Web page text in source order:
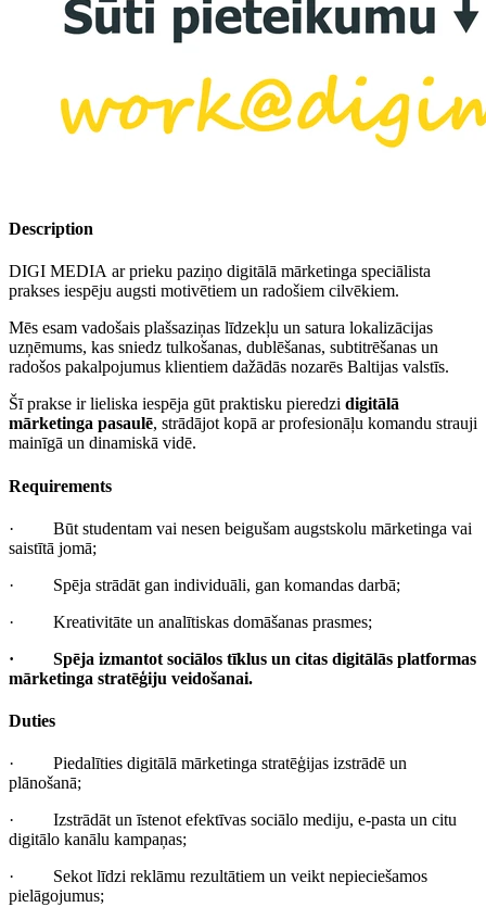
Description
DIGI MEDIA ar prieku paziņo digitālā mārketinga speciālista
prakses iespēju augsti motivētiem un radošiem cilvēkiem.
Mēs esam vadošais plašsaziņas līdzekļu un satura lokalizācijas
uzņēmums, kas sniedz tulkošanas, dublēšanas, subtitrēšanas un
radošos pakalpojumus klientiem dažādās nozarēs Baltijas valstīs.
Šī prakse ir lieliska iespēja gūt praktisku pieredzi digitālā
mārketinga pasaulē, strādājot kopā ar profesionāļu komandu strauji
mainīgā un dinamiskā vidē.
Requirements
· Būt studentam vai nesen beigušam augstskolu mārketinga vai
saistītā jomā;
· Spēja strādāt gan individuāli, gan komandas darbā;
· Kreativitāte un analītiskas domāšanas prasmes;
· Spēja izmantot sociālos tīklus un citas digitālās platformas
mārketinga stratēģiju veidošanai.
Duties
· Piedalīties digitālā mārketinga stratēģijas izstrādē un
plānošanā;
· Izstrādāt un īstenot efektīvas sociālo mediju, e-pasta un citu
digitālo kanālu kampaņas;
· Sekot līdzi reklāmu rezultātiem un veikt nepieciešamos
pielāgojumus;